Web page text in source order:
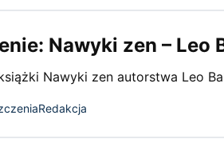
Nawyki zen – Leo
Nawyki zen autorstwa Leo
Redakcja